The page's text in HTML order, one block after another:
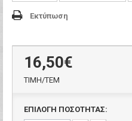
Εκτύπωση
16,50€
ΤΙΜH/ΤΕΜ
ΕΠΙΛΟΓΗ ΠΟΣΟΤΗΤΑΣ: